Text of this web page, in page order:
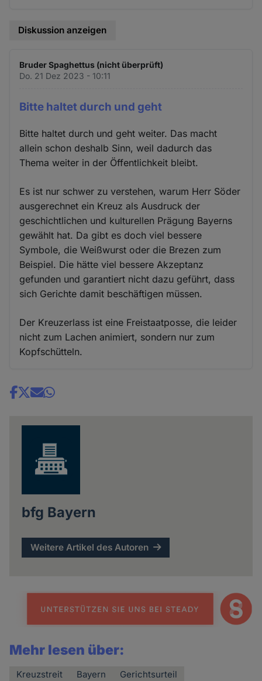
Diskussion anzeigen
Bruder Spaghettus (nicht überprüft)
Do. 21 Dez 2023 - 10:11
Bitte haltet durch und geht
Bitte haltet durch und geht weiter. Das macht
allein schon deshalb Sinn, weil dadurch das
Thema weiter in der Öffentlichkeit bleibt.
Es ist nur schwer zu verstehen, warum Herr Söder
ausgerechnet ein Kreuz als Ausdruck der
geschichtlichen und kulturellen Prägung Bayerns
gewählt hat. Da gibt es doch viel bessere
Symbole, die Weißwurst oder die Brezen zum
Beispiel. Die hätte viel bessere Akzeptanz
gefunden und garantiert nicht dazu geführt, dass
sich Gerichte damit beschäftigen müssen.
Der Kreuzerlass ist eine Freistaatposse, die leider
nicht zum Lachen animiert, sondern nur zum
Kopfschütteln.
Share
bfg Bayern
Weitere Artikel des Autoren
Mehr lesen über:
Kreuzstreit Bayern
Gerichtsurteil